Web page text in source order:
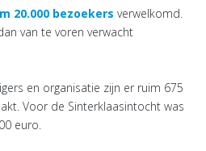
20.000 bezoekers verwelkomd.
van te voren verwacht
en organisatie zijn er ruim 675
Voor de Sinterklaasintocht was
euro.